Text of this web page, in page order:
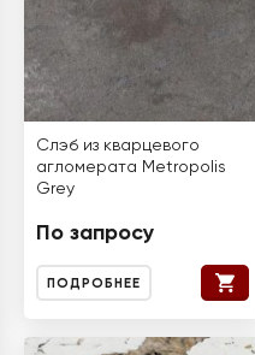
Слэб из кварцевого
агломерата Metropolis
Grey
По запросу
ПОДРОБНЕЕ